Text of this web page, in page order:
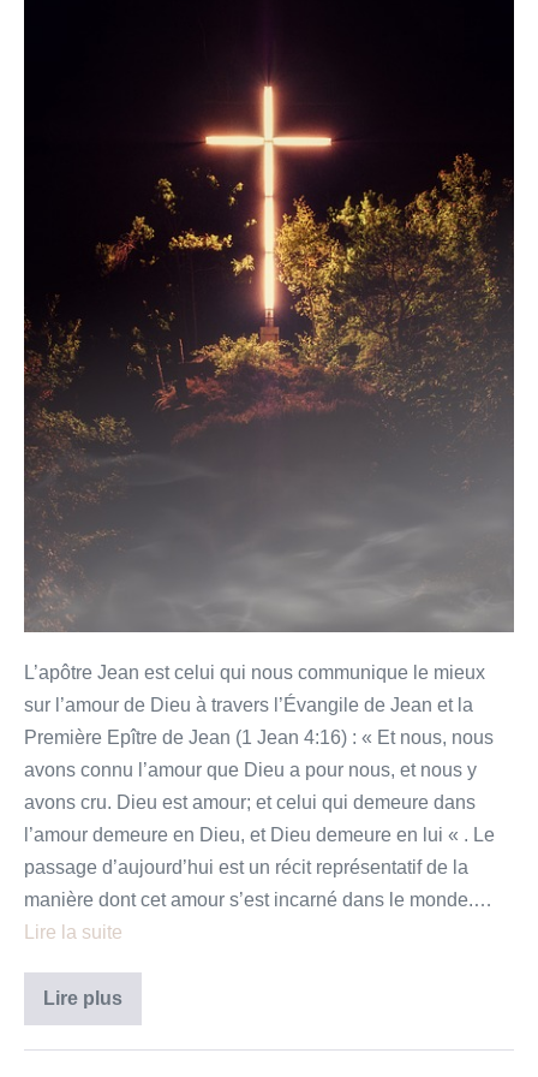
L’apôtre Jean est celui qui nous communique le mieux
sur l’amour de Dieu à travers l’Évangile de Jean et la
Première Epître de Jean (1 Jean 4:16) : « Et nous, nous
avons connu l’amour que Dieu a pour nous, et nous y
avons cru. Dieu est amour; et celui qui demeure dans
l’amour demeure en Dieu, et Dieu demeure en lui « . Le
passage d’aujourd’hui est un récit représentatif de la
manière dont cet amour s’est incarné dans le monde.…
Lire la suite
Lire plusDieu